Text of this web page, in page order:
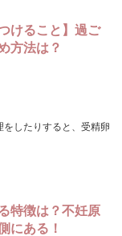
けること】過ご
方法は？
したりすると、受精卵
特徴は？不妊原
にある！